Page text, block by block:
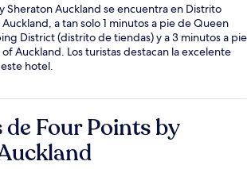
Sheraton Auckland se encuentra en Distrito
a tan solo 1 minutos a pie de Queen
District (distrito de tiendas) y a 3 minutos a pie
Auckland. Los turistas destacan la excelente
hotel.
Four Points by